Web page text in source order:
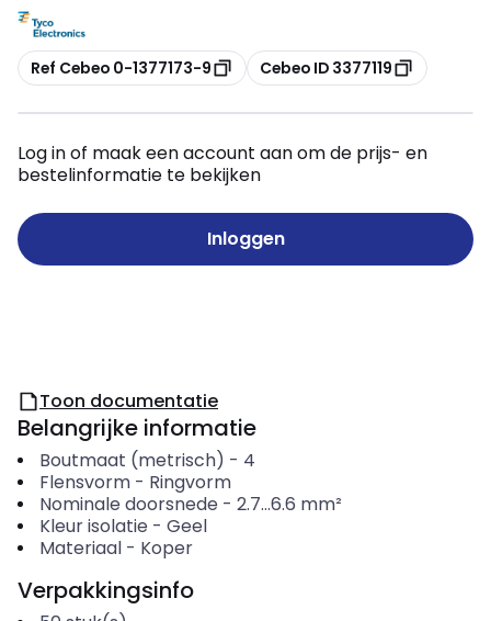
Kopiëren
Ref Cebeo 0-1377173-9 Kopiëren
Cebeo ID 3377119
Log in of maak een account aan om de prijs- en
bestelinformatie te bekijken
Inloggen
Toon documentatie
Belangrijke informatie
Boutmaat (metrisch) - 4
Flensvorm- Ringvorm
Nominale doorsnede - 2.7...6.6 mm²
Kleur isolatie - Geel
Materiaal- Koper
Verpakkingsinfo